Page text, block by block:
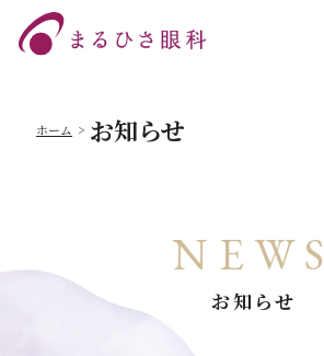
ホーム お知らせ
NEWS
お知らせ